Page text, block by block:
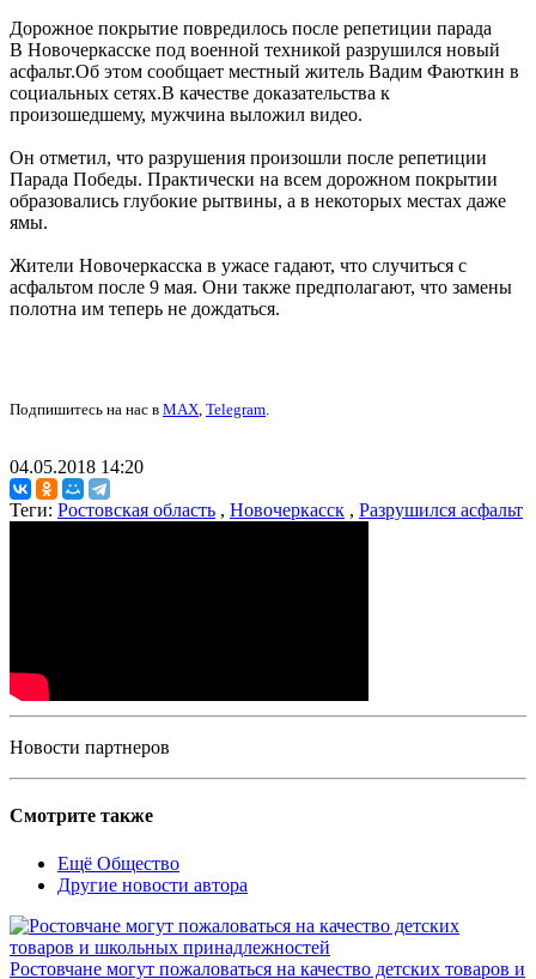
Дорожное покрытие повредилось после репетиции парада
В Новочеркасске под военной техникой разрушился новый
асфальт.Об этом сообщает местный житель Вадим Фаюткин в
социальных сетях.В качестве доказательства к
произошедшему, мужчина выложил видео.
Он отметил, что разрушения произошли после репетиции
Парада Победы. Практически на всем дорожном покрытии
образовались глубокие рытвины, а в некоторых местах даже
ямы.
Жители Новочеркасска в ужасе гадают, что случиться с
асфальтом после 9 мая. Они также предполагают, что замены
полотна им теперь не дождаться.
Подпишитесь на нас в MAX, Telegram.
04.05.2018 14:20
Теги: Ростовская область , Новочеркасск , Разрушился асфальт
Новости партнеров
Смотрите также
Ещё Общество
Другие новости автора
Ростовчане могут пожаловаться на качество детских товаров и